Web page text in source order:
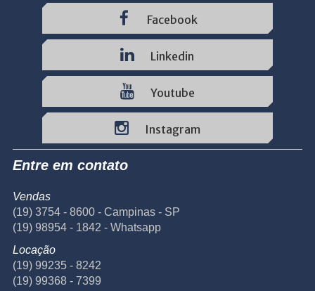
Facebook
Linkedin
Youtube
Instagram
Entre em contato
Vendas
(19) 3754 - 8600 - Campinas - SP
(19) 98954 - 1842 - Whatsapp
Locação
(19) 99235 - 8242
(19) 99368 - 7399